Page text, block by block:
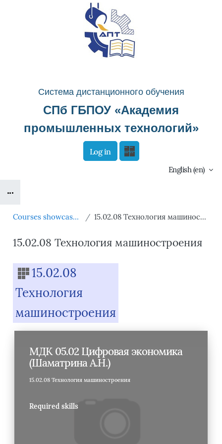
Система дистанционного обучения
СПб ГБПОУ «Академия
промышленных технологий»
Log in
English ‎(en)‎
Courses showcase 3KL 15.02.08 Технология машиностроения
15.02.08 Технология машиностроения
Blocks
15.02.08
Технология
машиностроения
МДК 05.02 Цифровая экономика
(Шаматрина А.Н.)
15.02.08 Технология машиностроения
Required skills